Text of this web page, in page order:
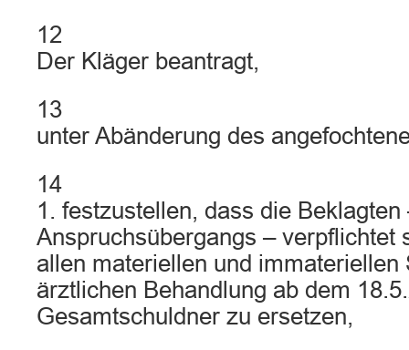
12
Der Kläger beantragt,
13
unter Abänderung des
14
1. festzustellen, dass die
Anspruchsübergangs – verpflichtet
allen materiellen und immateriellen
ärztlichen Behandlung ab dem
Gesamtschuldner zu ersetzen,